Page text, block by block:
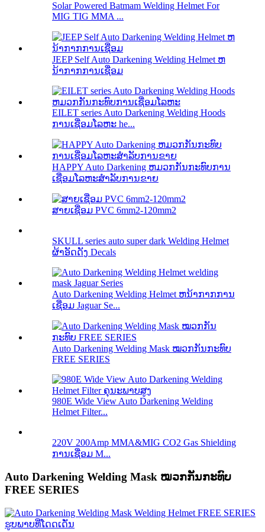
Solar Powered Batmam Welding Helmet For
MIG TIG MMA ...
JEEP Self Auto Darkening Welding Helmet ຫ
ນ້າກາກການເຊື່ອມ
EILET series Auto Darkening Welding Hoods
ການເຊື່ອມໂລຫະ he...
HAPPY Auto Darkening ຫມວກກັນກະທົບການ
ເຊື່ອມໂລຫະສໍາລັບການຂາຍ
ສາຍເຊື່ອມ PVC 6mm2-120mm2
SKULL series auto super dark Welding Helmet
ຜ້າອັດດັງ Decals
Auto Darkening Welding Helmet ຫນ້າກາກການ
ເຊື່ອມ Jaguar Se...
Auto Darkening Welding Mask ໝວກກັນກະທົບ
FREE SERIES
980E Wide View Auto Darkening Welding
Helmet Filter...
220V 200Amp MMA&MIG CO2 Gas Shielding
ການເຊື່ອມ M...
Auto Darkening Welding Mask ໝວກກັນກະທົບ
FREE SERIES